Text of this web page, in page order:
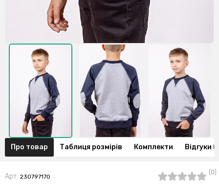
Про товар Таблиця розмірів Комплекти Відгуки
Арт. 230797170
(0)